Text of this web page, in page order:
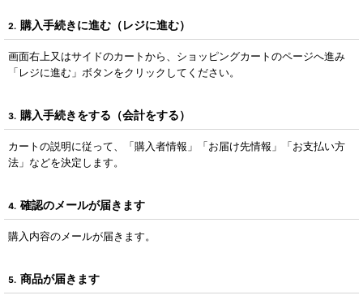
2. 購入手続きに進む（レジに進む）
画面右上又はサイドのカートから、ショッピングカートのページへ進み
「レジに進む」ボタンをクリックしてください。
3. 購入手続きをする（会計をする）
カートの説明に従って、「購入者情報」「お届け先情報」「お支払い方
法」などを決定します。
4. 確認のメールが届きます
購入内容のメールが届きます。
5. 商品が届きます